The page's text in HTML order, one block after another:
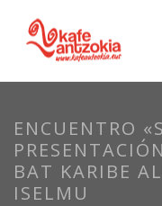
ENCUENTRO
BAT KARIBE
ISELMU